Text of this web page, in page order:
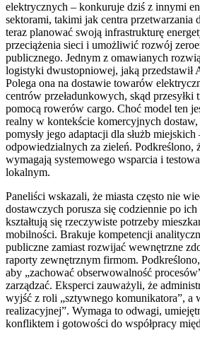
elektrycznych – konkuruje dziś z innymi
sektorami, takimi jak centra przetwarzania
teraz planować swoją infrastrukturę
przeciążenia sieci i umożliwić rozwój
publicznego. Jednym z omawianych
logistyki dwustopniowej, jaką
Polega ona na dostawie towarów
centrów przeładunkowych, skąd przesyłki
pomocą rowerów cargo. Choć model ten
realny w kontekście komercyjnych
pomysły jego adaptacji dla służb
odpowiedzialnych za zieleń. Podkreślono,
wymagają systemowego wsparcia i
lokalnym.
Paneliści wskazali, że miasta często nie
dostawczych porusza się codziennie po
kształtują się rzeczywiste potrzeby
mobilności. Brakuje kompetencji
publiczne zamiast rozwijać wewnętrzne
raporty zewnętrznym firmom. Podkreślono,
aby „zachować obserwowalność
zarządzać. Eksperci zauważyli, że
wyjść z roli „sztywnego komunikatora”, a
realizacyjnej”. Wymaga to odwagi,
konfliktem i gotowości do współpracy